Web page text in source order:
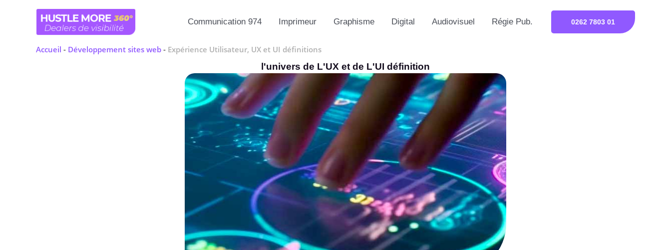
Communication 974 Imprimeur Graphisme Digital Audiovisuel Régie Pub. 0262 7803 01
Accueil - Développement sites web - Expérience Utilisateur, UX et UI définitions
l'univers de L'UX et de L'UI définition